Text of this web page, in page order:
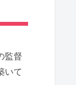
監督
いて